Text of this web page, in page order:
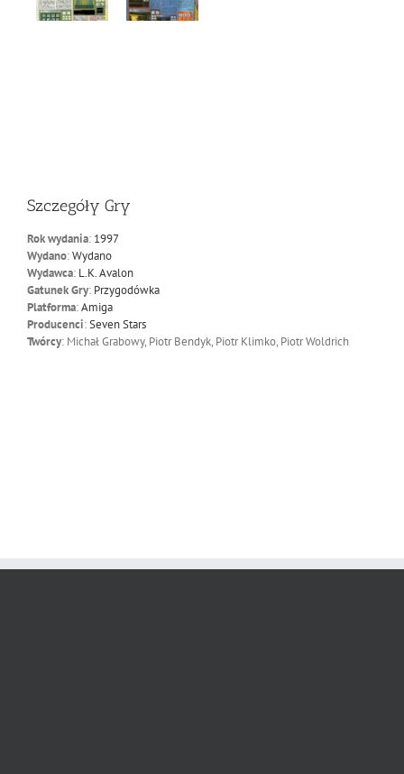
Szczegóły Gry
Rok wydania: 1997
Wydano:Wydano
Wydawca: L.K. Avalon
Gatunek Gry: Przygodówka
Platforma:Amiga
Producenci:Seven Stars
Twórcy: Michał Grabowy, Piotr Bendyk, Piotr Klimko, Piotr Woldrich